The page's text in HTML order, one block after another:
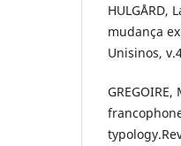
HULGÅRD,
mudança
Unisinos,